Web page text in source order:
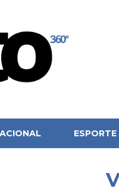
ESPORTE